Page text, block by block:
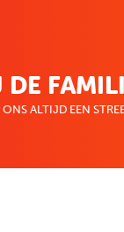
ALTIJD EEN